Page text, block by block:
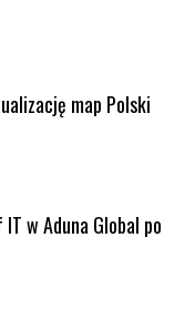
map Polski
w Aduna Global po